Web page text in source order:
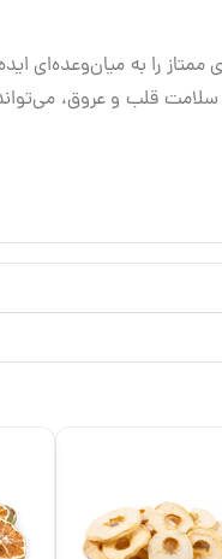
را به میان‌وعده‌ای
قلب و عروق،